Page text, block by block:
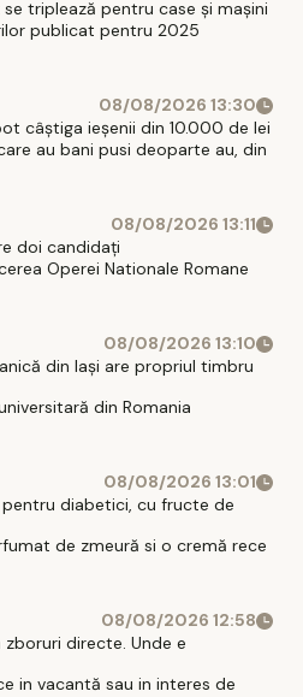
triplează pentru case și mașini
publicat pentru 2025
08/08/2026 13:30
câștiga ieșenii din 10.000 de lei
au bani pusi deoparte au, din
08/08/2026 13:11
doi candidați
Operei Nationale Romane
08/08/2026 13:10
din Iași are propriul timbru
din Romania
08/08/2026 13:01
pentru diabetici, cu fructe de
de zmeură si o cremă rece
08/08/2026 12:58
directe. Unde e
in vacantă sau in interes de